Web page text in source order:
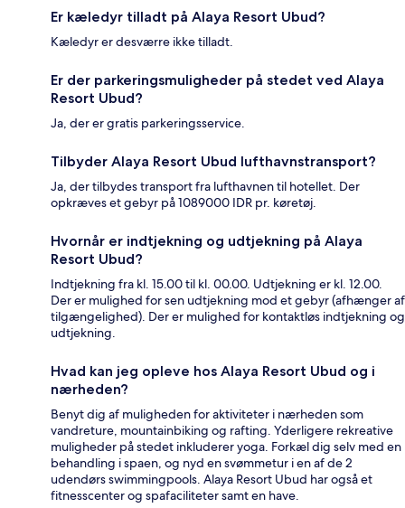
Er kæledyr tilladt på Alaya Resort Ubud?
Kæledyr er desværre ikke tilladt.
Er der parkeringsmuligheder på stedet ved Alaya
Resort Ubud?
Ja, der er gratis parkeringsservice.
Tilbyder Alaya Resort Ubud lufthavnstransport?
Ja, der tilbydes transport fra lufthavnen til hotellet. Der
opkræves et gebyr på 1089000 IDR pr. køretøj.
Hvornår er indtjekning og udtjekning på Alaya
Resort Ubud?
Indtjekning fra kl. 15.00 til kl. 00.00. Udtjekning er kl. 12.00.
Der er mulighed for sen udtjekning mod et gebyr (afhænger af
tilgængelighed). Der er mulighed for kontaktløs indtjekning og
udtjekning.
Hvad kan jeg opleve hos Alaya Resort Ubud og i
nærheden?
Benyt dig af muligheden for aktiviteter i nærheden som
vandreture, mountainbiking og rafting. Yderligere rekreative
muligheder på stedet inkluderer yoga. Forkæl dig selv med en
behandling i spaen, og nyd en svømmetur i en af de 2
udendørs swimmingpools. Alaya Resort Ubud har også et
fitnesscenter og spafaciliteter samt en have.